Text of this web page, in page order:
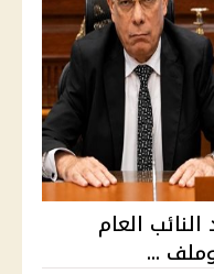
تناشد النائب العام
...